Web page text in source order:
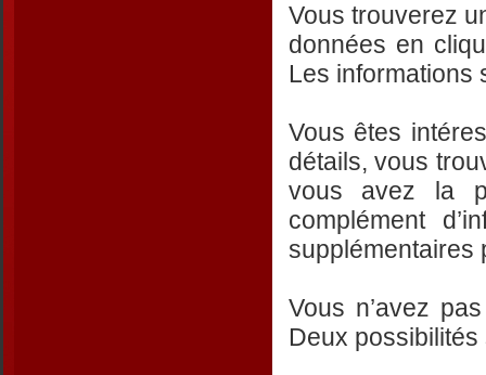
Vous trouverez
données en
Les informations
Vous êtes
détails, vous
vous avez la
complément
supplémentaires
Vous n’avez
Deux possibilités